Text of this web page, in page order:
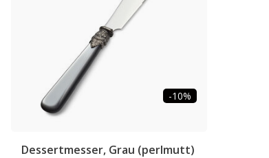
-10%
Dessertmesser, Grau (perlmutt)